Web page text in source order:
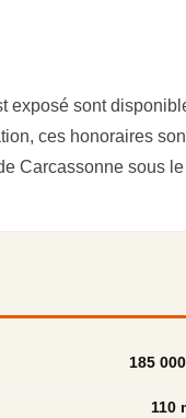
exposé sont
ces honoraires
Carcassonne sous
185
110